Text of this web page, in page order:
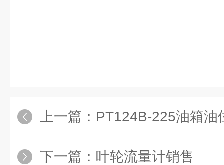
上一篇： PT124B-225油箱油
下一篇： 叶轮流量计销售